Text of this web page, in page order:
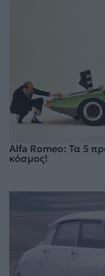
Alfa Romeo: Τα 5
κόσμος!